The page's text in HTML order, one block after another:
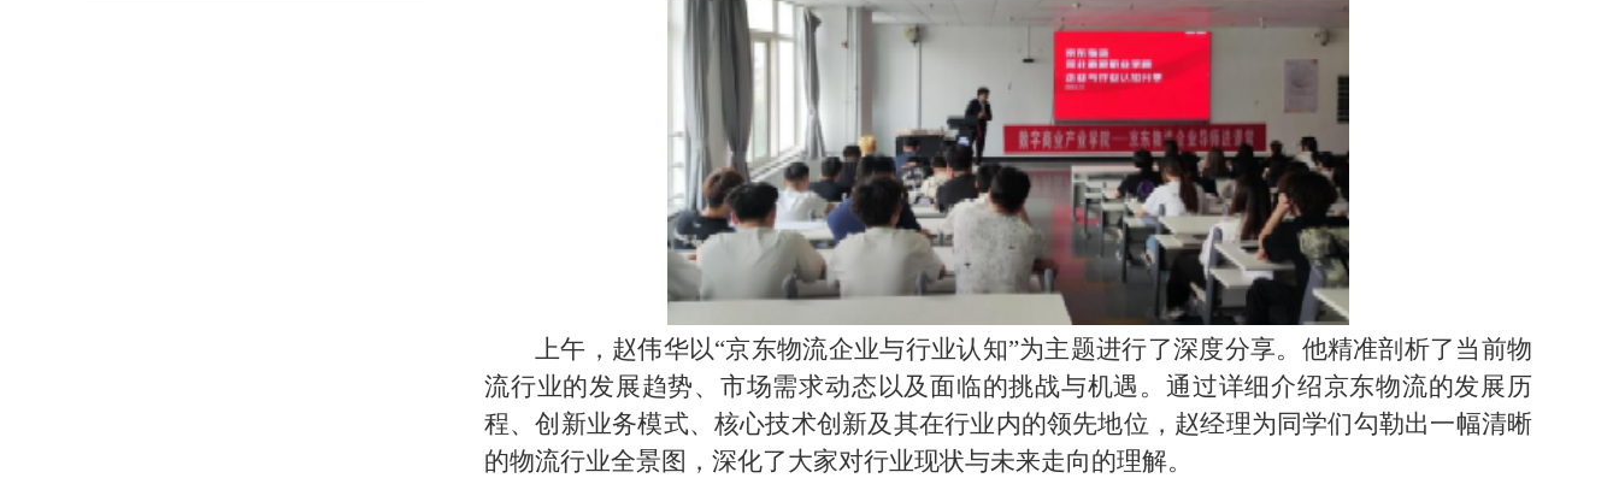
上午，赵伟华以“京东物流企业与行业认知”为主题进行了深度分享。他精准剖析了当前物
流行业的发展趋势、市场需求动态以及面临的挑战与机遇。通过详细介绍京东物流的发展历
程、创新业务模式、核心技术创新及其在行业内的领先地位，赵经理为同学们勾勒出一幅清晰
的物流行业全景图，深化了大家对行业现状与未来走向的理解。